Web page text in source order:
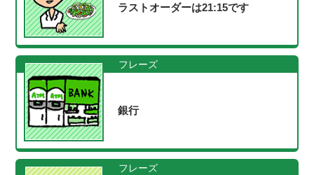
ラストオーダーは21:15です
フレーズ
銀行
フレーズ